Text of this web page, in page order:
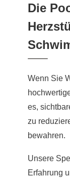
Die
Wenn Sie
es,
zu
bewahren.
Unsere
Erfahrung